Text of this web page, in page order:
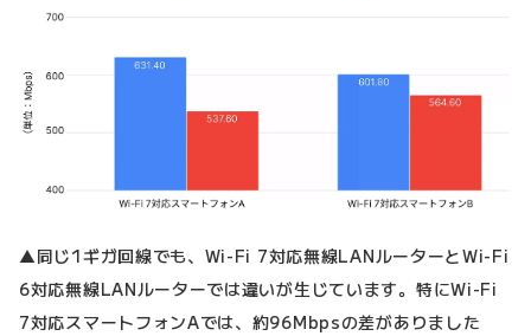
▲同じ1ギガ回線でも、Wi-Fi 7対応無線LANルーターとWi-Fi
6対応無線LANルーターでは違いが生じています。特にWi-Fi
7対応スマートフォンAでは、約96Mbpsの差がありました